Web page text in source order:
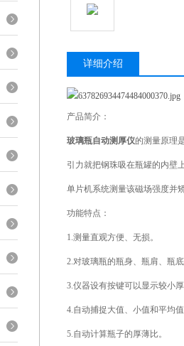
详细介绍
产品简介：
玻璃瓶自动测厚仪的测量原理
引力就把钢珠吸在瓶罐的内壁
单片机系统测量该磁场强度并
功能特点：
1.测量直观方便、无损。
2.对玻璃瓶的瓶身、瓶肩、瓶
3.仪器设有按键可以显示较小
4.自动捕捉大值、小值和平均
5.自动计算瓶子的厚薄比。